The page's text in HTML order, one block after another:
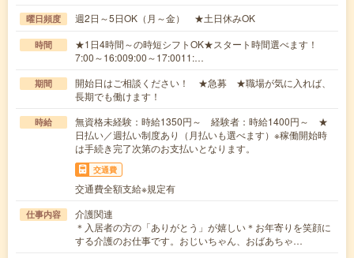
曜日頻度 週2日～5日OK（月～金） ★土日休みOK
時間
★1日4時間～の時短シフトOK★スタート時間選べます！
7:00～16:009:00～17:0011:…
期間
開始日はご相談ください！ ★急募 ★職場が気に入れば、
長期でも働けます！
時給
無資格未経験：時給1350円～ 経験者：時給1400円～ ★
日払い／週払い制度あり（月払いも選べます）※稼働開始時
は手続き完了次第のお支払いとなります。
交通費
交通費全額支給※規定有
仕事内容
介護関連
＊入居者の方の「ありがとう」が嬉しい＊お年寄りを笑顔に
する介護のお仕事です。おじいちゃん、おばあちゃ…